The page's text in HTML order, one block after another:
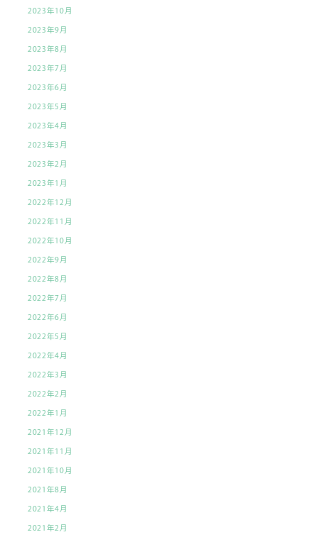
2023年10月
2023年9月
2023年8月
2023年7月
2023年6月
2023年5月
2023年4月
2023年3月
2023年2月
2023年1月
2022年12月
2022年11月
2022年10月
2022年9月
2022年8月
2022年7月
2022年6月
2022年5月
2022年4月
2022年3月
2022年2月
2022年1月
2021年12月
2021年11月
2021年10月
2021年8月
2021年4月
2021年2月